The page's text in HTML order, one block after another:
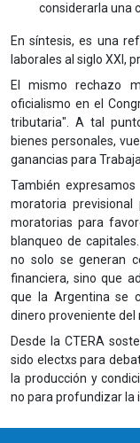
considerarla una
En síntesis, es una
laborales al siglo XXI,
El mismo rechazo
oficialismo en el
tributaria". A tal
bienes personales,
ganancias para
También
moratoria
moratorias para
blanqueo de
no solo se generan
financiera, sino que
que la Argentina se
dinero proveniente del
Desde la CTERA
sido electxs para
la producción y
no para profundizar la